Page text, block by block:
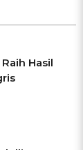
Hasil